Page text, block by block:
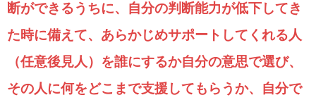
断ができるうちに、自分の判断能力が低下してき
た時に備えて、あらかじめサポートしてくれる人
（任意後見人）を誰にするか自分の意思で選び、
その人に何をどこまで支援してもらうか、自分で